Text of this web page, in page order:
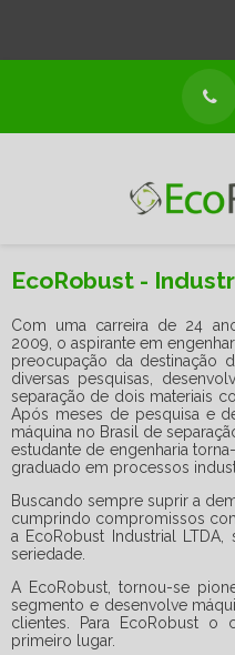
EcoRobust -
Com uma carreira de 24
2009, o aspirante em
preocupação da destinação
diversas pesquisas,
separação de dois materiais
Após meses de pesquisa e
máquina no Brasil de
estudante de engenharia
graduado em processos
Buscando sempre suprir a
cumprindo compromissos
a EcoRobust Industrial
seriedade.
A EcoRobust, tornou-se
segmento e desenvolve
clientes. Para EcoRobust o
primeiro lugar.